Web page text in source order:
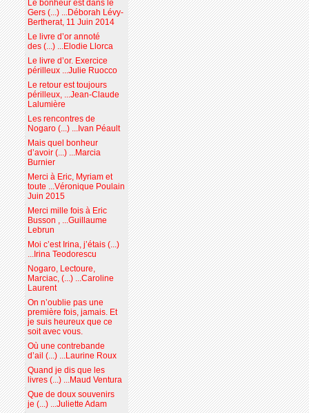
Le bonheur est dans le
Gers (...) ...Déborah Lévy-
Bertherat, 11 Juin 2014
Le livre d’or annoté
des (...) ...Elodie Llorca
Le livre d’or. Exercice
périlleux ...Julie Ruocco
Le retour est toujours
périlleux, ...Jean-Claude
Lalumière
Les rencontres de
Nogaro (...) ...Ivan Péault
Mais quel bonheur
d’avoir (...) ...Marcia
Burnier
Merci à Eric, Myriam et
toute ...Véronique Poulain
Juin 2015
Merci mille fois à Eric
Busson , ...Guillaume
Lebrun
Moi c’est Irina, j’étais (...)
...Irina Teodorescu
Nogaro, Lectoure,
Marciac, (...) ...Caroline
Laurent
On n’oublie pas une
première fois, jamais. Et
je suis heureux que ce
soit avec vous.
Où une contrebande
d’ail (...) ...Laurine Roux
Quand je dis que les
livres (...) ...Maud Ventura
Que de doux souvenirs
je (...) ...Juliette Adam